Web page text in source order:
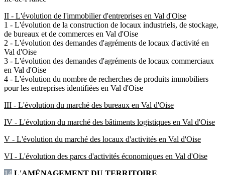
II - L'évolution de l'immobilier d'entreprises en Val d'Oise
1 - L'évolution de la construction de locaux industriels, de stockage,
de bureaux et de commerces en Val d'Oise
2 - L'évolution des demandes d'agréments de locaux d'activité en
Val d'Oise
3 - L'évolution des demandes d'agréments de locaux commerciaux
en Val d'Oise
4 - L'évolution du nombre de recherches de produits immobiliers
pour les entreprises identifiées en Val d'Oise
III - L'évolution du marché des bureaux en Val d'Oise
IV - L'évolution du marché des bâtiments logistiques en Val d'Oise
V - L'évolution du marché des locaux d'activités en Val d'Oise
VI - L'évolution des parcs d'activités économiques en Val d'Oise